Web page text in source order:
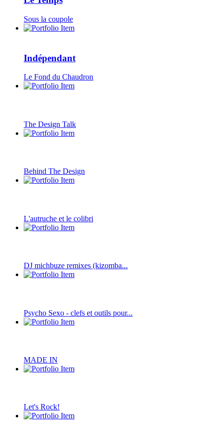
Sous la coupole
Indépendant
Le Fond du Chaudron
The Design Talk
Behind The Design
L'autruche et le colibri
DJ michbuze remixes (kizomba...
Psycho Sexo - clefs et outils pour...
MADE IN
Let's Rock!